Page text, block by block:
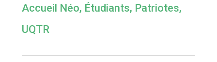
Accueil Néo, Étudiants, Patriotes,
UQTR